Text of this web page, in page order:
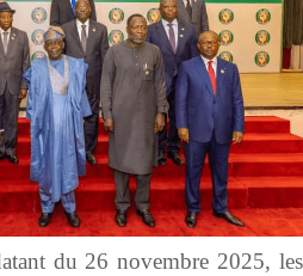
du 26 novembre 2025, les